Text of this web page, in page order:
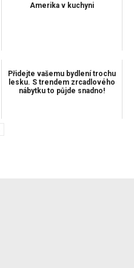
Amerika v kuchyni
Přidejte vašemu bydlení trochu
lesku. S trendem zrcadlového
nábytku to půjde snadno!